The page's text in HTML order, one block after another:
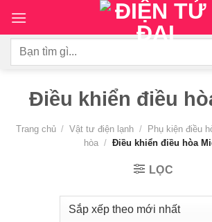
đến
nộiTìm
Điều khiển điều
Trang chủ / Vật tư điện lạnh / Phụ kiện điều
hòa / Điều khiển điều hòa
LỌC